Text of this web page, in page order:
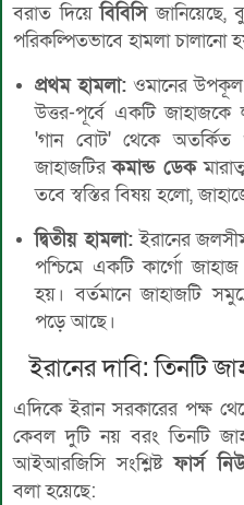
বরাত দিয়েবিবিসিজানিয়েছে,
পরিকল্পিতভাবে হামলা চালানো
প্রথম হামলা: ওমানের উপকূল
উত্তর-পূর্বে একটি
'গান বোট' থেকে
জাহাজটিরকমান্ড ডেক
তবে স্বস্তির বিষয় হলো,
দ্বিতীয় হামলা: ইরানের
পশ্চিমে একটি কার্গো
হয়। বর্তমানে জাহাজটি
পড়ে আছে।
ইরানের দাবি: তিনটি
এদিকে ইরান সরকারের পক্ষ
কেবল দুটি নয় বরং তিনটি
আইআরজিসি সংশ্লিষ্টফার্স
বলা হয়েছে: